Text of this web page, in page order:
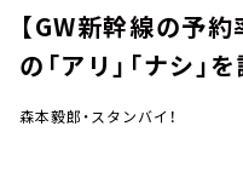
【GW新幹線の予
の「アリ」「ナシ」
森本毅郎・スタンバイ！